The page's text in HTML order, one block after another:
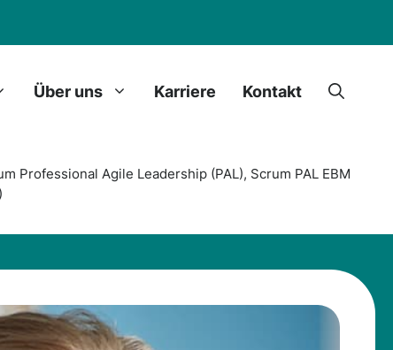
Über uns Karriere Kontakt
Professional Agile Leadership (PAL), Scrum PAL EBM